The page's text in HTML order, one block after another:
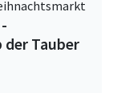
Tauber